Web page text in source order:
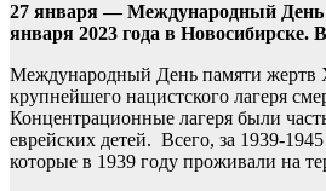
27 января — Международный День
января 2023 года в Новосибирске.
Международный День памяти жертв
крупнейшего нацистского лагеря
Концентрационные лагеря были
еврейских детей. Всего, за 1939-
которые в 1939 году проживали на